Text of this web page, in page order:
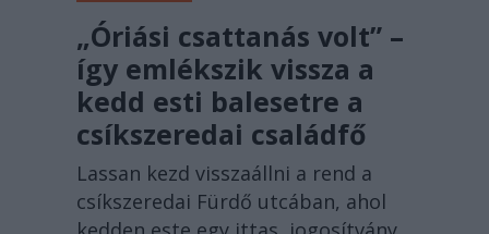
„Óriási csattanás volt” –
így emlékszik vissza a
kedd esti balesetre a
csíkszeredai családfő
Lassan kezd visszaállni a rend a
csíkszeredai Fürdő utcában, ahol